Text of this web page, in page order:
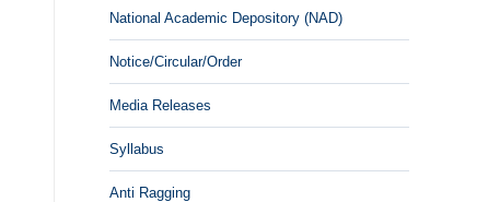
National Academic Depository (NAD)
Notice/Circular/Order
Media Releases
Syllabus
Anti Ragging